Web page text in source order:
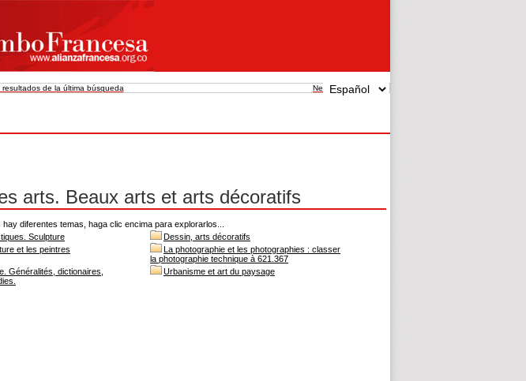
de la última búsqueda New search
arts. Beaux arts et arts décoratifs
diferentes temas, haga clic encima para explorarlos...
Sculpture
Dessin, arts décoratifs
et les peintres
La photographie et les photographies : classer
la photographie technique à 621.367
Généralités, dictionaires,
Urbanisme et art du paysage